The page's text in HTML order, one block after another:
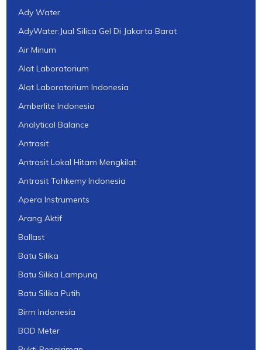
Ady Water
AdyWater:Jual Silica Gel Di Jakarta Barat
Air Minum
Alat Laboratorium
Alat Laboratorium Indonesia
Amberlite Indonesia
Analytical Balance
Antrasit
Antrasit Lokal Hitam Mengkilat
Antrasit Tohkemy Indonesia
Apera Instruments
Arang Aktif
Ballast
Batu Silika
Batu Silika Lampung
Batu Silika Putih
Birm Indonesia
BOD Meter